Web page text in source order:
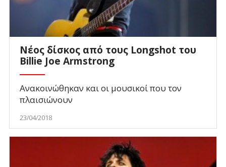
Νέος δίσκος από τους Longshot του
Billie Joe Armstrong
Ανακοινώθηκαν και οι μουσικοί που τον
πλαισιώνουν
23/04/2018